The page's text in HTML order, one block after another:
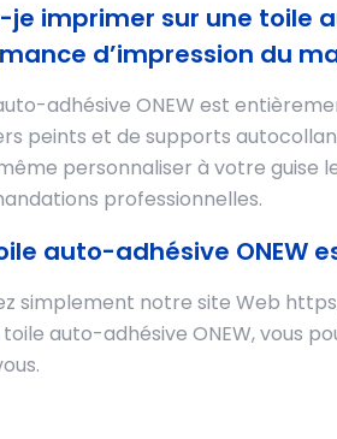
je imprimer sur une toile
d’impression du
adhésive ONEW est
peints et de supports
personnaliser à votre guise
professionnelles.
auto-adhésive
simplement notre site Web
auto-adhésive ONEW, vous